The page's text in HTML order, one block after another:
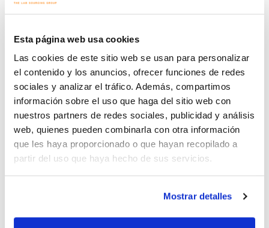
Esta página web usa cookies
Las cookies de este sitio web se usan para personalizar
el contenido y los anuncios, ofrecer funciones de redes
sociales y analizar el tráfico. Además, compartimos
información sobre el uso que haga del sitio web con
nuestros partners de redes sociales, publicidad y análisis
web, quienes pueden combinarla con otra información
que les haya proporcionado o que hayan recopilado a
partir del uso que haya hecho de sus servicios.
Mostrar detalles
Capacidad
x 25 g
Referencia
Envase
x 25 g :: Botella
de vidrio
Precio
Disponibilidad
Ver stock